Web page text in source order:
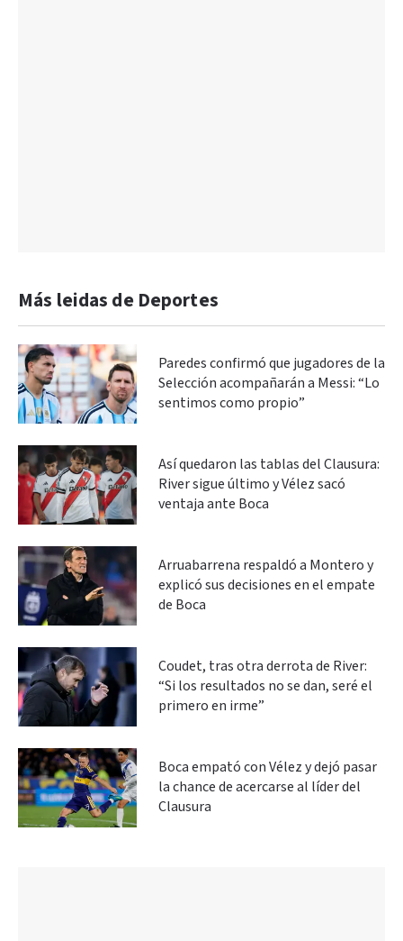
Más leidas de Deportes
Paredes confirmó que jugadores de la
Selección acompañarán a Messi: “Lo
sentimos como propio”
Así quedaron las tablas del Clausura:
River sigue último y Vélez sacó
ventaja ante Boca
Arruabarrena respaldó a Montero y
explicó sus decisiones en el empate
de Boca
Coudet, tras otra derrota de River:
“Si los resultados no se dan, seré el
primero en irme”
Boca empató con Vélez y dejó pasar
la chance de acercarse al líder del
Clausura